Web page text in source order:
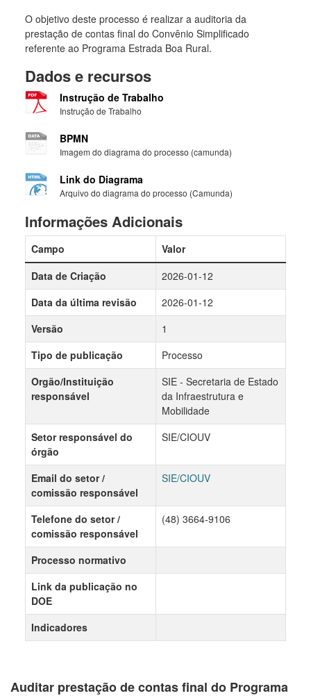
Auditar prestação de contas final do Programa
O objetivo deste processo é realizar a auditoria da
prestação de contas final do Convênio Simplificado
referente ao Programa Estrada Boa Rural.
Dados e recursos
Instrução de Trabalho
Instrução de Trabalho
BPMN
Imagem do diagrama do processo (camunda)
Link do Diagrama
Arquivo do diagrama do processo (Camunda)
Informações Adicionais
Campo
Valor
Data de Criação
2026-01-12
Data da última revisão
2026-01-12
Versão
1
Tipo de publicação
Processo
Orgão/Instituição
responsável
SIE - Secretaria de Estado
da Infraestrutura e
Mobilidade
Setor responsável do
órgão
SIE/CIOUV
Email do setor /
comissão responsável
SIE/CIOUV
Telefone do setor /
comissão responsável
(48) 3664-9106
Processo normativo
Link da publicação no
DOE
Indicadores